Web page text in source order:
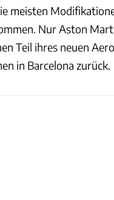
meisten
Nur Aston
Teil ihres neuen
in Barcelona zurück.